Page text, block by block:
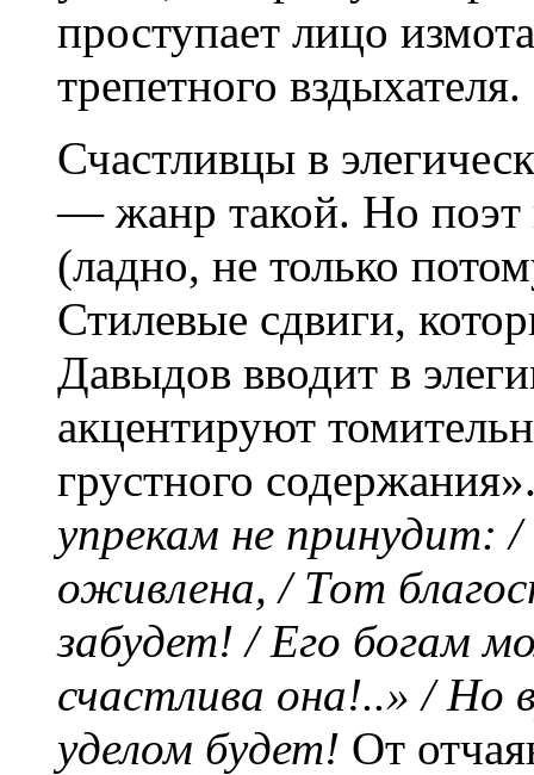
проступает лицо
трепетного вздыхателя.
Счастливцы в
— жанр такой. Но поэт
(ладно, не только
Стилевые сдвиги,
Давыдов вводит в
акцентируют
грустного
упрекам не принудит:
оживлена, / Тот
забудет! / Его богам
счастлива она!..» / Но
уделом будет! От